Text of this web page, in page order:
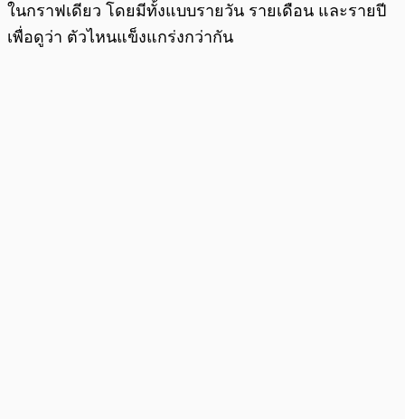
ในกราฟเดียว โดยมีทั้งแบบรายวัน รายเดือน และรายปี
เพื่อดูว่า ตัวไหนแข็งแกร่งกว่ากัน